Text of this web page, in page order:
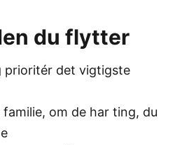
du flytter
prioritér det vigtigste
om de har ting, du